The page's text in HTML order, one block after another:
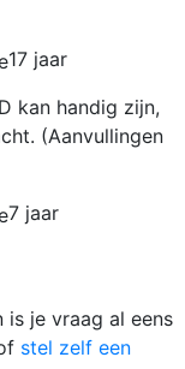
17 jaar
kan handig zijn,
(Aanvullingen
7 jaar
is je vraag al eens
stel zelf een